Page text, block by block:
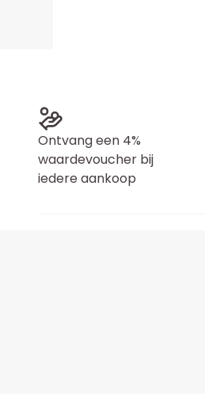
Ontvang een 4%
waardevoucher bij
iedere aankoop